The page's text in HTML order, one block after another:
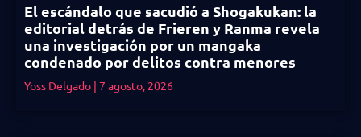
El escándalo que sacudió a Shogakukan: la
editorial detrás de Frieren y Ranma revela
una investigación por un mangaka
condenado por delitos contra menores
Yoss Delgado 7 agosto, 2026